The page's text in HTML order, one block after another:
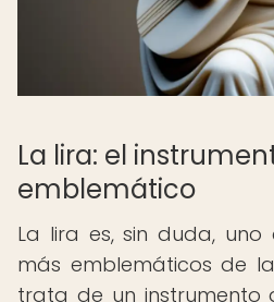
La lira: el
emblemático
La lira es, sin duda, uno
más emblemáticos de
trata de un instrumento